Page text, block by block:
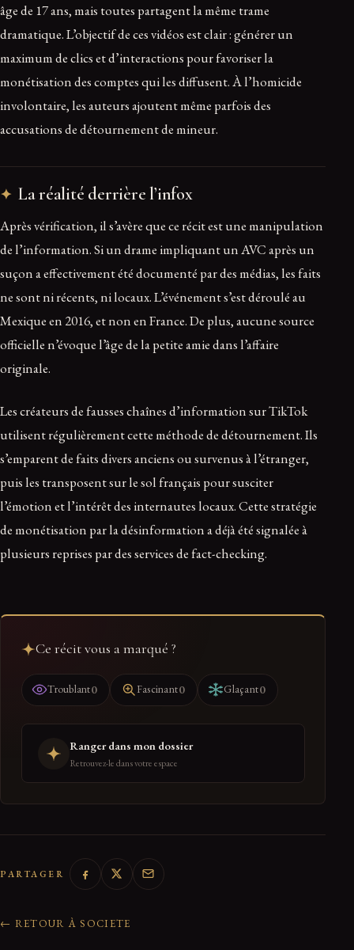
âge de 17 ans, mais toutes partagent la même trame
dramatique. L’objectif de ces vidéos est clair : générer un
maximum de clics et d’interactions pour favoriser la
monétisation des comptes qui les diffusent. À l’homicide
involontaire, les auteurs ajoutent même parfois des
accusations de détournement de mineur.
La réalité derrière l’infox
Après vérification, il s’avère que ce récit est une manipulation
de l’information. Si un drame impliquant un AVC après un
suçon a effectivement été documenté par des médias, les faits
ne sont ni récents, ni locaux. L’événement s’est déroulé au
Mexique en 2016, et non en France. De plus, aucune source
officielle n’évoque l’âge de la petite amie dans l’affaire
originale.
Les créateurs de fausses chaînes d’information sur TikTok
utilisent régulièrement cette méthode de détournement. Ils
s’emparent de faits divers anciens ou survenus à l’étranger,
puis les transposent sur le sol français pour susciter
l’émotion et l’intérêt des internautes locaux. Cette stratégie
de monétisation par la désinformation a déjà été signalée à
plusieurs reprises par des services de fact-checking.
Ce récit vous a marqué ?
Troublant0 Fascinant0 Glaçant0
Ranger dans mon dossier
Retrouvez-le dans votre espace
PARTAGER
← RETOUR À SOCIETE